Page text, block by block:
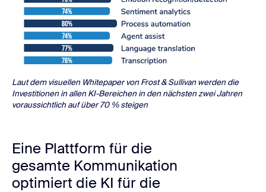
Laut dem visuellen Whitepaper von Frost & Sullivan werden die
Investitionen in allen KI-Bereichen in den nächsten zwei Jahren
voraussichtlich auf über 70 % steigen
Eine Plattform für die
gesamte Kommunikation
optimiert die KI für die